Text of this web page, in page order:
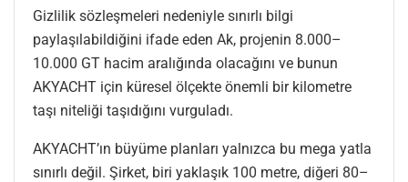
Gizlilik sözleşmeleri nedeniyle sınırlı bilgi
paylaşılabildiğini ifade eden Ak, projenin 8.000–
10.000 GT hacim aralığında olacağını ve bunun
AKYACHT için küresel ölçekte önemli bir kilometre
taşı niteliği taşıdığını vurguladı.
AKYACHT’ın büyüme planları yalnızca bu mega yatla
sınırlı değil. Şirket, biri yaklaşık 100 metre, diğeri 80–